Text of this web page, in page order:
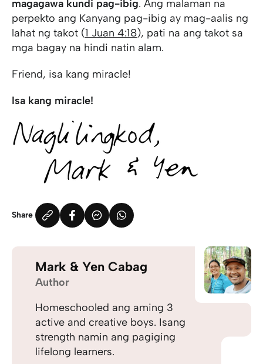
magagawa kundi pag-ibig. Ang malaman na
perpekto ang Kanyang pag-ibig ay mag-aalis ng
lahat ng takot (1 Juan 4:18), pati na ang takot sa
mga bagay na hindi natin alam.
Friend, isa kang miracle!
Isa kang miracle!
Share
Mark & Yen Cabag
Author
Homeschooled ang aming 3
active and creative boys. Isang
strength namin ang pagiging
lifelong learners.